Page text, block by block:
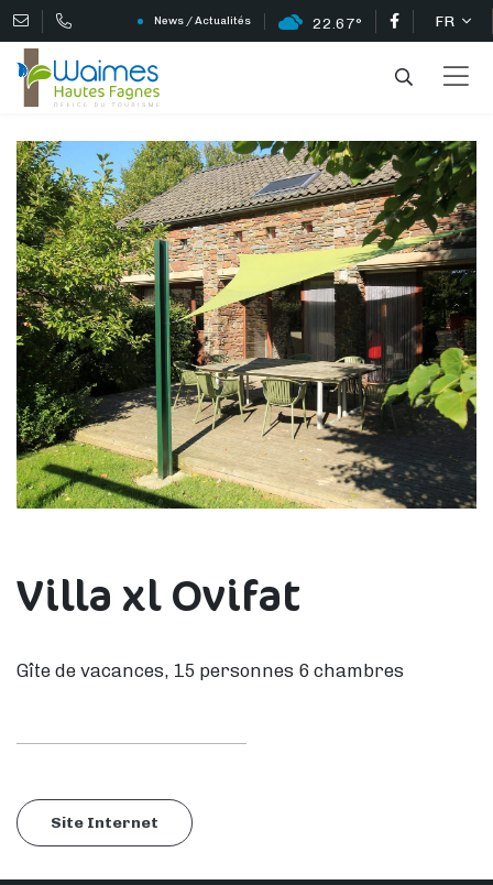
News / Actualités 22.67° FR
Villa xl Ovifat
Gîte de vacances, 15 personnes 6 chambres
Site Internet